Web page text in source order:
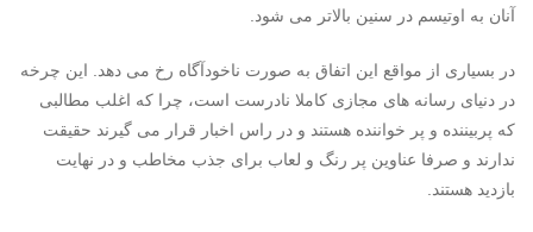
آنان به اوتیسم در سنین بالاتر می شود.
در بسیاری از مواقع این اتفاق به صورت ناخودآگاه رخ می دهد. این چرخه
در دنیای رسانه های مجازی کاملا نادرست است، چرا که اغلب مطالبی
که پربیننده و پر خواننده هستند و در راس اخبار قرار می گیرند حقیقت
ندارند و صرفا عناوین پر رنگ و لعاب برای جذب مخاطب و در نهایت
بازدید هستند.